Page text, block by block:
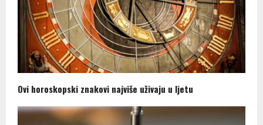
Ovi horoskopski znakovi najviše uživaju u ljetu